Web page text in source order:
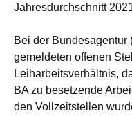
Jahresdurchschnitt
Bei der Bundesagentur
gemeldeten offenen
Leiharbeitsverhältnis,
BA zu besetzende
den Vollzeitstellen